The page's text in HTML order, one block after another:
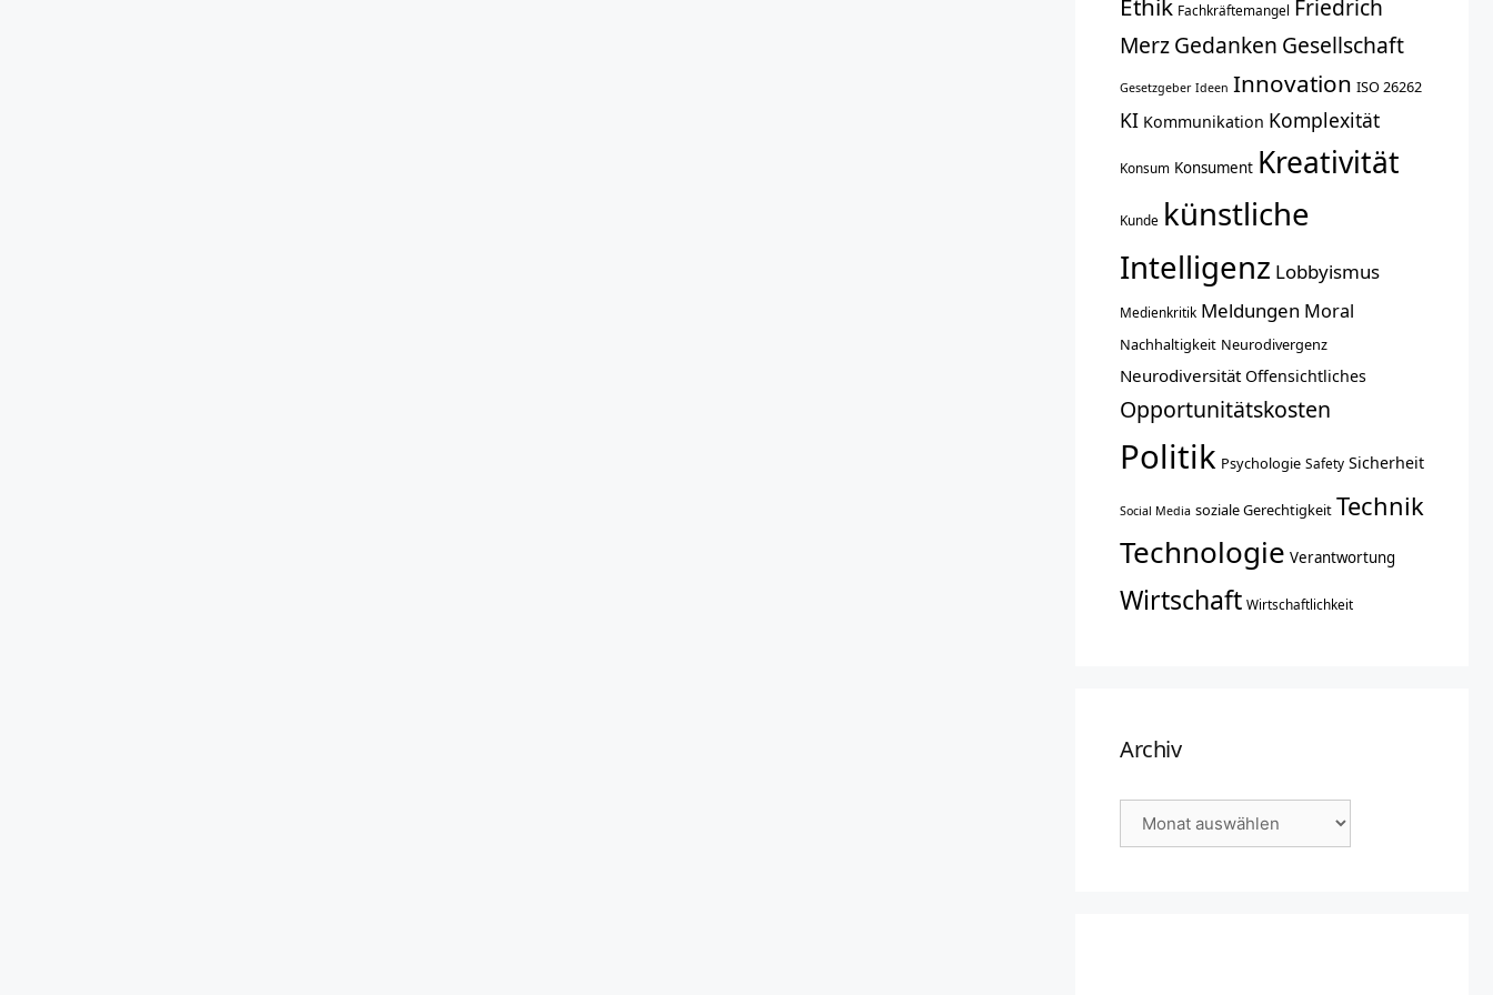
Ethik Fachkräftemangel Friedrich
MerzGedanken Gesellschaft
Gesetzgeber Ideen Innovation ISO 26262
KI Kommunikation Komplexität
Konsum Konsument Kreativität
Kunde künstliche
Intelligenz Lobbyismus
Medienkritik Meldungen Moral
Nachhaltigkeit Neurodivergenz
Neurodiversität Offensichtliches
Opportunitätskosten
Politik Psychologie Safety Sicherheit
Social Media soziale Gerechtigkeit Technik
Technologie Verantwortung
Wirtschaft Wirtschaftlichkeit
Archiv
Archiv